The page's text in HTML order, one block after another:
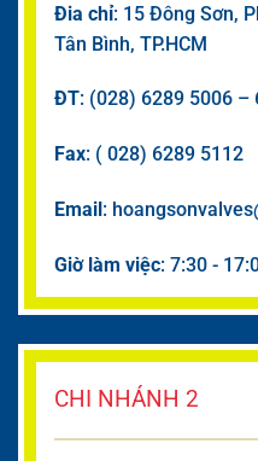
Đia chỉ: 15 Đông Sơn,
Tân Bình, TP.HCM
ĐT: (028) 6289 5006 –
Fax: ( 028) 6289 5112
Email:
Giờ làm việc: 7:30 -
CHI NHÁNH 2